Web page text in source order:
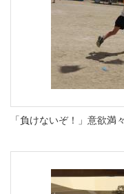
「負けないぞ！」意欲満